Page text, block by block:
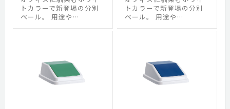
トカラーで新登場の分別
ペール。 用途や…
トカラーで新登場の分別
ペール。 用途や…